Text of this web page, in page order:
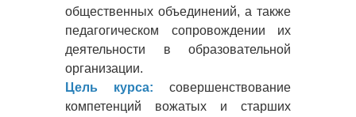
общественных объединений, а также
педагогическом сопровождении их
деятельности в образовательной
организации.
Цель курса:
совершенствование
компетенций вожатых и старших